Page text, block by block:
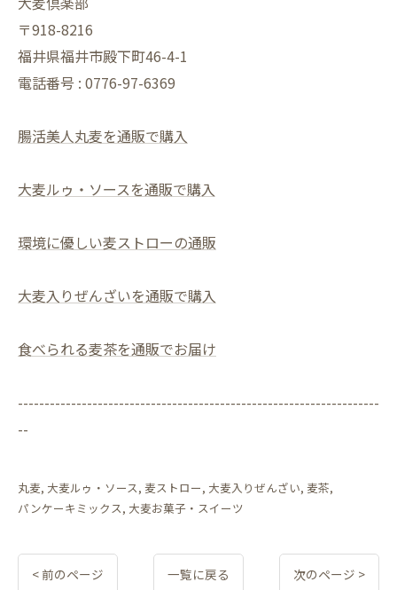
〒918-8216
福井県福井市殿下町46-4-1
電話番号 : 0776-97-6369
腸活美人丸麦を通販で購入
大麦ルゥ・ソースを通販で購入
環境に優しい麦ストローの通販
大麦入りぜんざいを通販で購入
食べられる麦茶を通販でお届け
--------------------------------------------------------------------
--
丸麦 大麦ルゥ・ソース 麦ストロー 大麦入りぜんざい 麦茶
パンケーキミックス 大麦お菓子・スイーツ
< 前のページ 一覧に戻る 次のページ >